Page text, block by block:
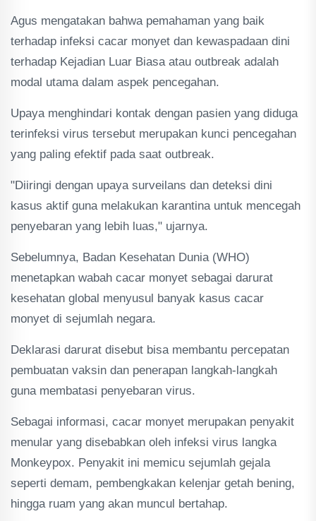
Agus mengatakan bahwa pemahaman yang baik
terhadap infeksi cacar monyet dan kewaspadaan dini
terhadap Kejadian Luar Biasa atau outbreak adalah
modal utama dalam aspek pencegahan.
Upaya menghindari kontak dengan pasien yang diduga
terinfeksi virus tersebut merupakan kunci pencegahan
yang paling efektif pada saat outbreak.
"Diiringi dengan upaya surveilans dan deteksi dini
kasus aktif guna melakukan karantina untuk mencegah
penyebaran yang lebih luas," ujarnya.
Sebelumnya, Badan Kesehatan Dunia (WHO)
menetapkan wabah cacar monyet sebagai darurat
kesehatan global menyusul banyak kasus cacar
monyet di sejumlah negara.
Deklarasi darurat disebut bisa membantu percepatan
pembuatan vaksin dan penerapan langkah-langkah
guna membatasi penyebaran virus.
Sebagai informasi, cacar monyet merupakan penyakit
menular yang disebabkan oleh infeksi virus langka
Monkeypox. Penyakit ini memicu sejumlah gejala
seperti demam, pembengkakan kelenjar getah bening,
hingga ruam yang akan muncul bertahap.